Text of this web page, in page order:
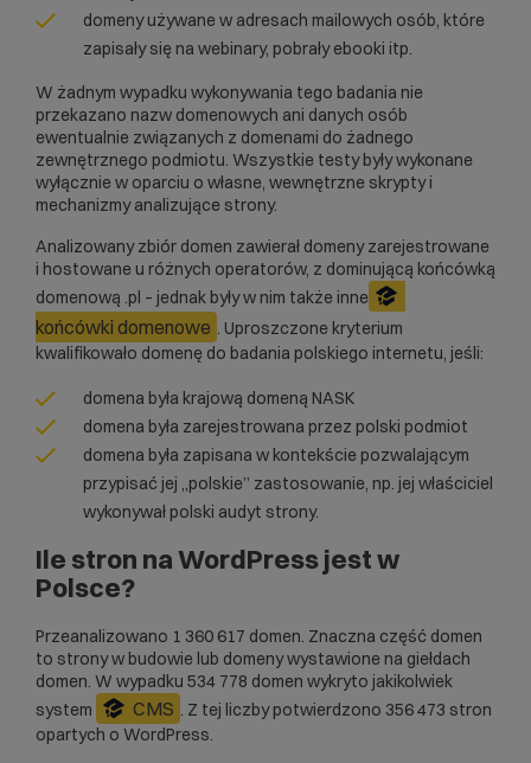
domeny używane w adresach mailowych osób, które
zapisały się na webinary, pobrały ebooki itp.
W żadnym wypadku wykonywania tego badania nie
przekazano nazw domenowych ani danych osób
ewentualnie związanych z domenami do żadnego
zewnętrznego podmiotu. Wszystkie testy były wykonane
wyłącznie w oparciu o własne, wewnętrzne skrypty i
mechanizmy analizujące strony.
Analizowany zbiór domen zawierał domeny zarejestrowane
i hostowane u różnych operatorów, z dominującą końcówką
domenową .pl – jednak były w nim także inne
końcówki domenowe . Uproszczone kryterium
kwalifikowało domenę do badania polskiego internetu, jeśli:
domena była krajową domeną NASK
domena była zarejestrowana przez polski podmiot
domena była zapisana w kontekście pozwalającym
przypisać jej „polskie” zastosowanie, np. jej właściciel
wykonywał polski audyt strony.
Ile stron na WordPress jest w
Polsce?
Przeanalizowano 1 360 617 domen. Znaczna część domen
to strony w budowie lub domeny wystawione na giełdach
domen. W wypadku 534 778 domen wykryto jakikolwiek
system
CMS . Z tej liczby potwierdzono 356 473 stron
opartych o WordPress.